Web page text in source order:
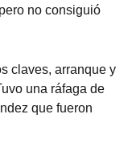
no consiguió
claves, arranque y
una ráfaga de
que fueron